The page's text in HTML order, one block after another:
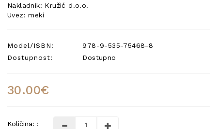
Nakladnik: Kružić d.o.o.
Uvez: meki
Model/ISBN:
978-9-535-75468-8
Dostupnost:
Dostupno
30.00€
Količina: :